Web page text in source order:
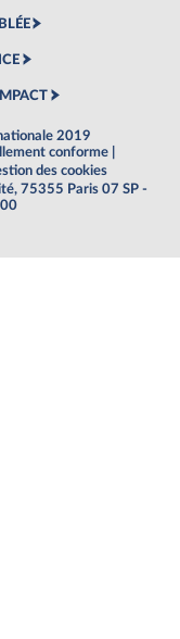
2019
conforme
des cookies
75355 Paris 07 SP -